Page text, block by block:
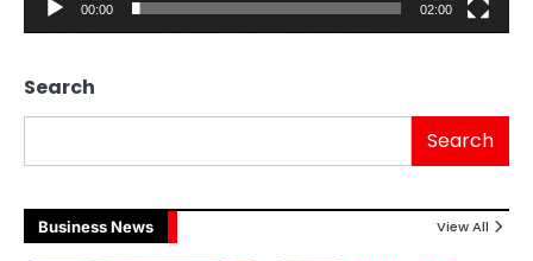
00:00 02:00
Search
Search
Business News View All